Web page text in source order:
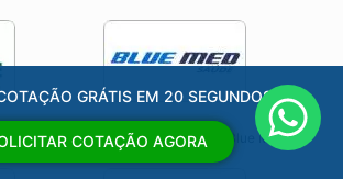
Saúde Plano de saúde Blue Med
GRÁTIS EM 20 SEGUNDOS
COTAÇÃO AGORA